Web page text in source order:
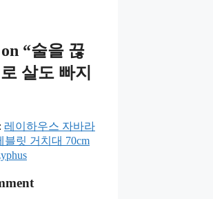
“술을 끊
살도 빠지
레이하우스 자바라
블릿 거치대 70cm